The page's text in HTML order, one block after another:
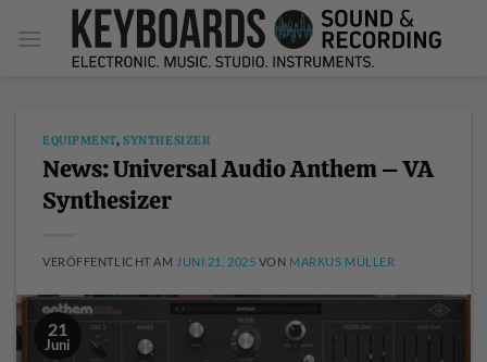
Inhalt
EQUIPMENT,SYNTHESIZER
News: Universal Audio Anthem – VA
Synthesizer
VERÖFFENTLICHT AM JUNI 21, 2025 VON MARKUS MÜLLER
21
Juni